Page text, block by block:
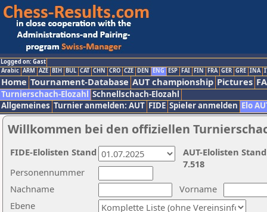
Logged on: Gast
Arabic ARM AZE BIH BUL CAT CHN CRO CZE DEN ENG ESP FAI FIN FRA GER GRE INA
Home Tournament-Database AUT championship Pictures
Turnierschach-Elozahl Schnellschach-Elozahl
Allgemeines Turnier anmelden: AUT FIDE Spieler anmelden Elo
Willkommen bei den offiziellen
Nachname
Vorname
Ebene
Personennummer
AUT-Elolisten
7.518
FIDE-Elolisten Stand